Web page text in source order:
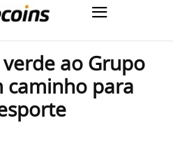
ao Grupo
caminho para